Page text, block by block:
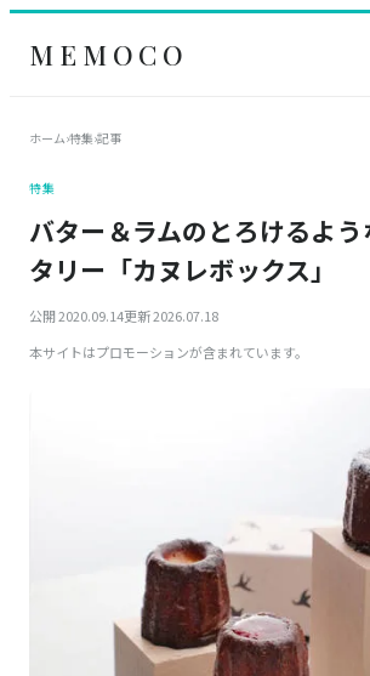
MEMOCO
ホーム›特集›記事
特集
バター＆ラムのとろけるよ
タリー「カヌレボックス」
公開 2020.09.14更新 2026.07.18
本サイトはプロモーションが含まれています。